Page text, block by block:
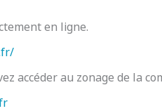
en ligne.
accéder au zonage de la